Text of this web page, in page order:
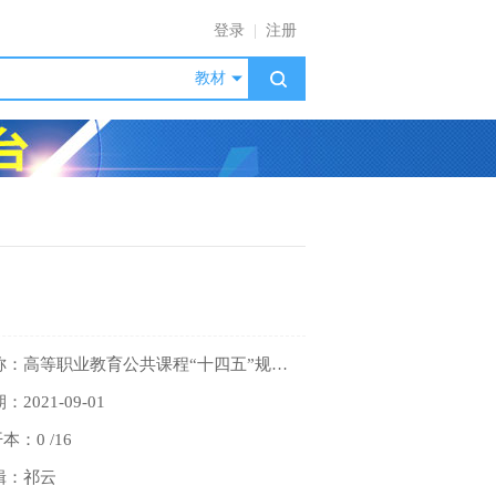
登录 注册
教材
套系名称：高等职业教育公共课程“十四五”规划教材
：2021-09-01
：0 /16
：祁云